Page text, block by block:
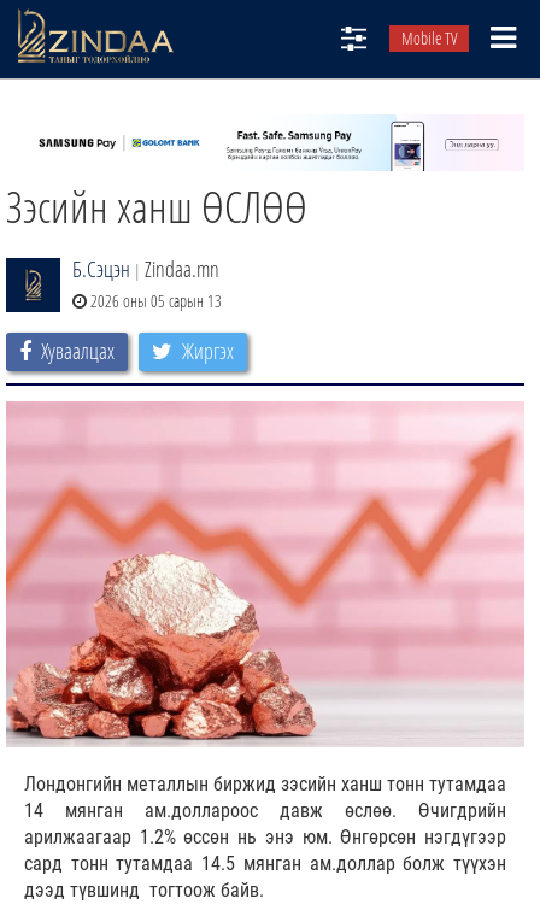
Mobile TV
ТВ8
ӨГЛӨӨНИЙ СОНИН
ЗИНДАА СЭТГҮҮЛ
Зэсийн ханш ӨСЛӨӨ
Б.Сэцэн | Zindaa.mn
2026 оны 05 сарын 13
Хуваалцах Жиргэх
Лондонгийн металлын биржид зэсийн ханш тонн тутамдаа
14 мянган ам.доллароос давж өслөө. Өчигдрийн
арилжаагаар 1.2% өссөн нь энэ юм. Өнгөрсөн нэгдүгээр
сард тонн тутамдаа 14.5 мянган ам.доллар болж түүхэн
дээд түвшинд тогтоож байв.